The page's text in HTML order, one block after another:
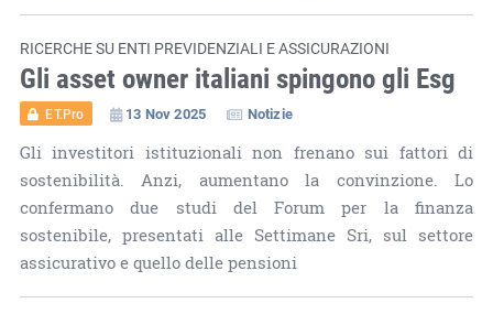
RICERCHE SU ENTI PREVIDENZIALI E ASSICURAZIONI
Gli asset owner italiani spingono gli Esg
ET.Pro 13 Nov 2025 Notizie
Gli investitori istituzionali non frenano sui fattori di
sostenibilità. Anzi, aumentano la convinzione. Lo
confermano due studi del Forum per la finanza
sostenibile, presentati alle Settimane Sri, sul settore
assicurativo e quello delle pensioni